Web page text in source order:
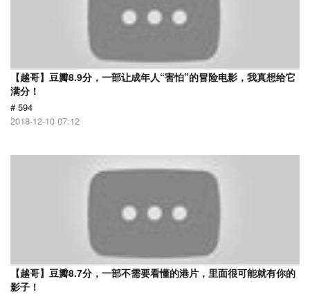
【越哥】豆瓣8.9分，一部让成年人“害怕”的冒险电影，我真想给它
满分！
# 594
2018-12-10 07:12
【越哥】豆瓣8.7分，一部不需要看懂的港片，里面很可能就有你的
影子！